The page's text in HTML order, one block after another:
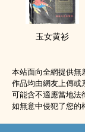
玉女黄衫
本站面向全網提供無
作品均由網友上傳或
可能含不適應當地法
如無意中侵犯了您的